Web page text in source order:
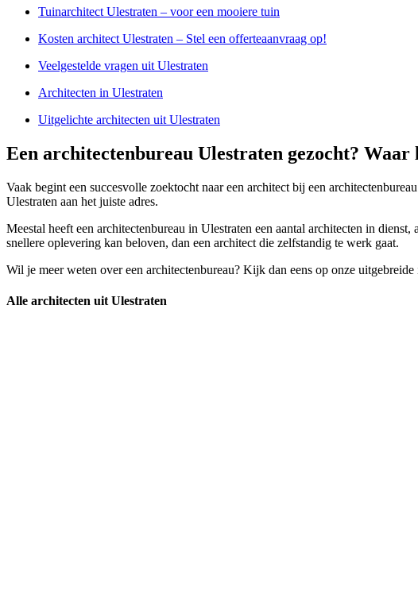
Tuinarchitect Ulestraten – voor een mooiere tuin
Kosten architect Ulestraten – Stel een offerteaanvraag op!
Veelgestelde vragen uit Ulestraten
Architecten in Ulestraten
Uitgelichte architecten uit Ulestraten
Een architectenbureau Ulestraten gezocht? Waar
Vaak begint een succesvolle zoektocht naar een architect bij een
Ulestraten aan het juiste adres.
Meestal heeft een architectenbureau in Ulestraten een aantal architecten in
snellere oplevering kan beloven, dan een architect die zelfstandig te werk gaat.
Wil je meer weten over een architectenbureau? Kijk dan eens op onze
Alle architecten uit Ulestraten